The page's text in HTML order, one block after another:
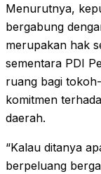
Menurutnya,
bergabung
merupakan hak
sementara PDI
ruang bagi
komitmen
daerah.
“Kalau ditanya
berpeluang